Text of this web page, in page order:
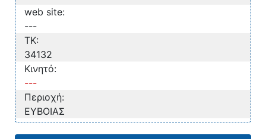
web site:
---
TK:
34132
Κινητό:
---
Περιοχή:
ΕΥΒΟΙΑΣ